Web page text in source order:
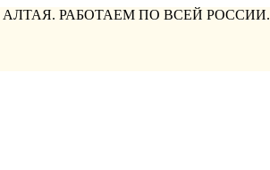
АЛТАЯ. РАБОТАЕМ ПО ВСЕЙ РОССИИ.